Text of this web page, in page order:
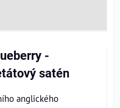
-
satén
anglického